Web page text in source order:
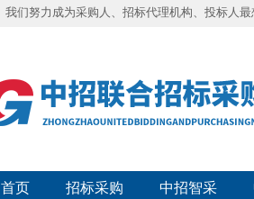
我们努力成为采购人、招标代理机构、投标人
首页 招标采购 中招智采